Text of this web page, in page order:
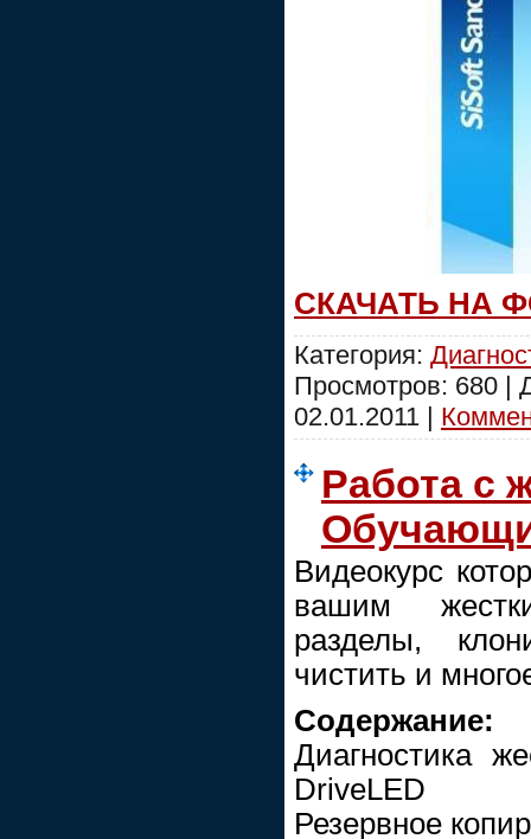
СКАЧАТЬ НА
Категория:
Просмотров: 680 |
02.01.2011
Работа с
Видеокурс
вашим
разделы,
чистить и
Содержание:
Диагностика
DriveLED
Резервное